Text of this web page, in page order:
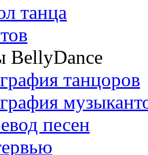
танца
BellyDance
танцоров
песен